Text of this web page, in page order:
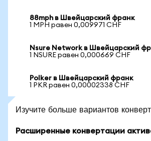
88mph в Швейцарский франк
1 MPH равен 0,009971 CHF
Nsure Network в Швейцарский
1 NSURE равен 0,000669 CHF
Polker в Швейцарский франк
1 PKR равен 0,00002338 CHF
Изучите больше вариантов
Расширенные конвертации